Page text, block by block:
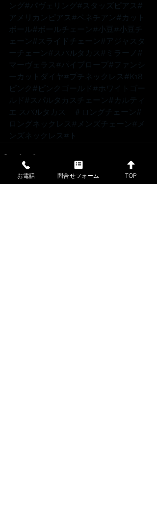
ング #パヴェリング #スタッズピアス #
アメリカンピアス #ベネチアン #カット
ボール#ボールチェーン #小豆 #小豆チ
ェーン #スライドチェーン #アジャスタ
ーチェーン #スパルタカス #ミラーノ #
マーヴェラス #パイプロープ #ファンシ
ーカットダイヤ #プチネックレス #K18
ピンク #ピンクゴールド #ホワイトゴー
ルド #スパルタカスチェーン #カルティ
エ スパルタカス ＃ロングチェーン #
ロングネックレス #メンズチェーン #メ
ンズネックレス #ト
お電話 問合せフォーム TOP